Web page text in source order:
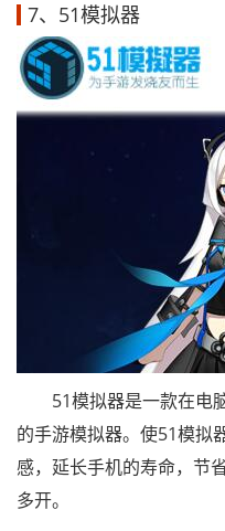
7、51模拟器
51模拟器是一款在电脑
的手游模拟器。使51模拟
感，延长手机的寿命，节
多开。